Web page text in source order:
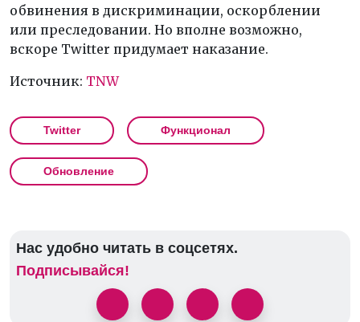
обвинения в дискриминации, оскорблении
или преследовании. Но вполне возможно,
вскоре Twitter придумает наказание.
Источник: TNW
Twitter Функционал
Обновление
Нас удобно читать в соцсетях.
Подписывайся!